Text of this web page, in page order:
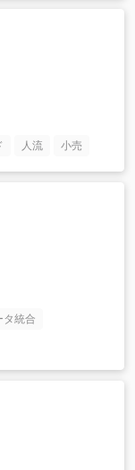
人流 小売
タ統合